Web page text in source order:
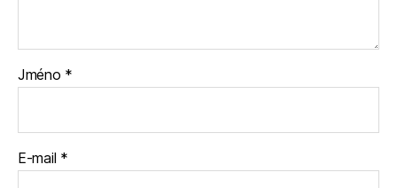
Jméno *
E-mail *